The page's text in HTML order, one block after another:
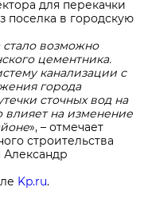
для перекачки
поселка в городскую
возможно
цементника.
канализации с
города
сточных вод на
влияет на изменение
», – отмечает
строительства
Александр
Kp.ru.